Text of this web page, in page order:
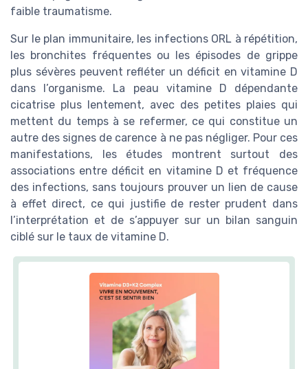
faible traumatisme.
Sur le plan immunitaire, les infections ORL à répétition,
les bronchites fréquentes ou les épisodes de grippe
plus sévères peuvent refléter un déficit en vitamine D
dans l’organisme. La peau vitamine D dépendante
cicatrise plus lentement, avec des petites plaies qui
mettent du temps à se refermer, ce qui constitue un
autre des signes de carence à ne pas négliger. Pour ces
manifestations, les études montrent surtout des
associations entre déficit en vitamine D et fréquence
des infections, sans toujours prouver un lien de cause
à effet direct, ce qui justifie de rester prudent dans
l’interprétation et de s’appuyer sur un bilan sanguin
ciblé sur le taux de vitamine D.